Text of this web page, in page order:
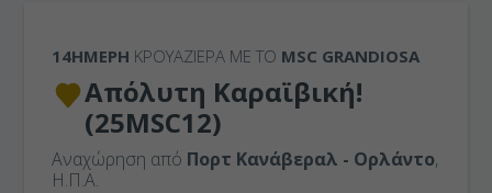
14ΉΜΕΡΗ ΚΡΟΥΑΖΙΕΡΑ ΜΕ ΤΟ MSC GRANDIOSA
Απόλυτη Καραϊβική!
(25MSC12)
Αναχώρηση από Πορτ Κανάβεραλ - Ορλάντο,
Η.Π.Α.